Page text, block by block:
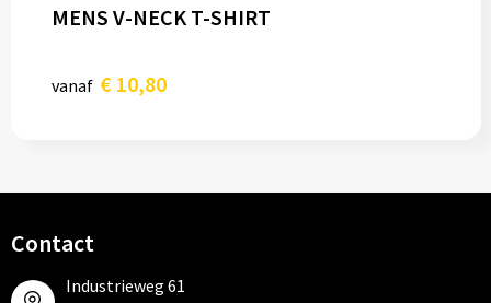
MENS V-NECK T-SHIRT
vanaf € 10,80
Contact
Industrieweg 61